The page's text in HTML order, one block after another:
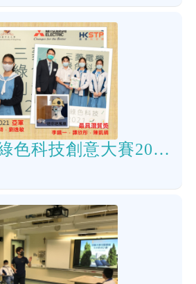
「三菱電機綠色科技創意大賽2021」亞軍 及 最具潛質獎